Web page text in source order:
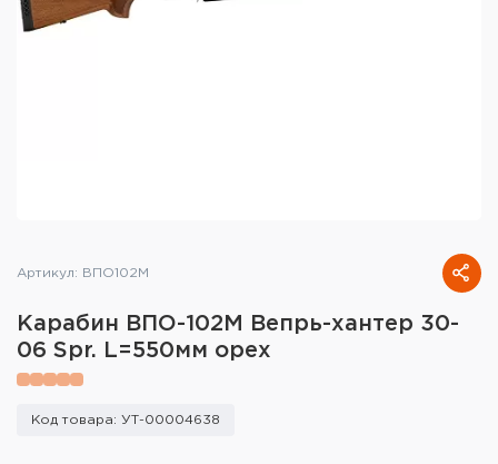
Кобуры и системы ношения
снаряжения
Артикул: ВПО102М
Карабин ВПО-102М Вепрь-хантер 30-
06 Spr. L=550мм орех
Код товара: УТ-00004638